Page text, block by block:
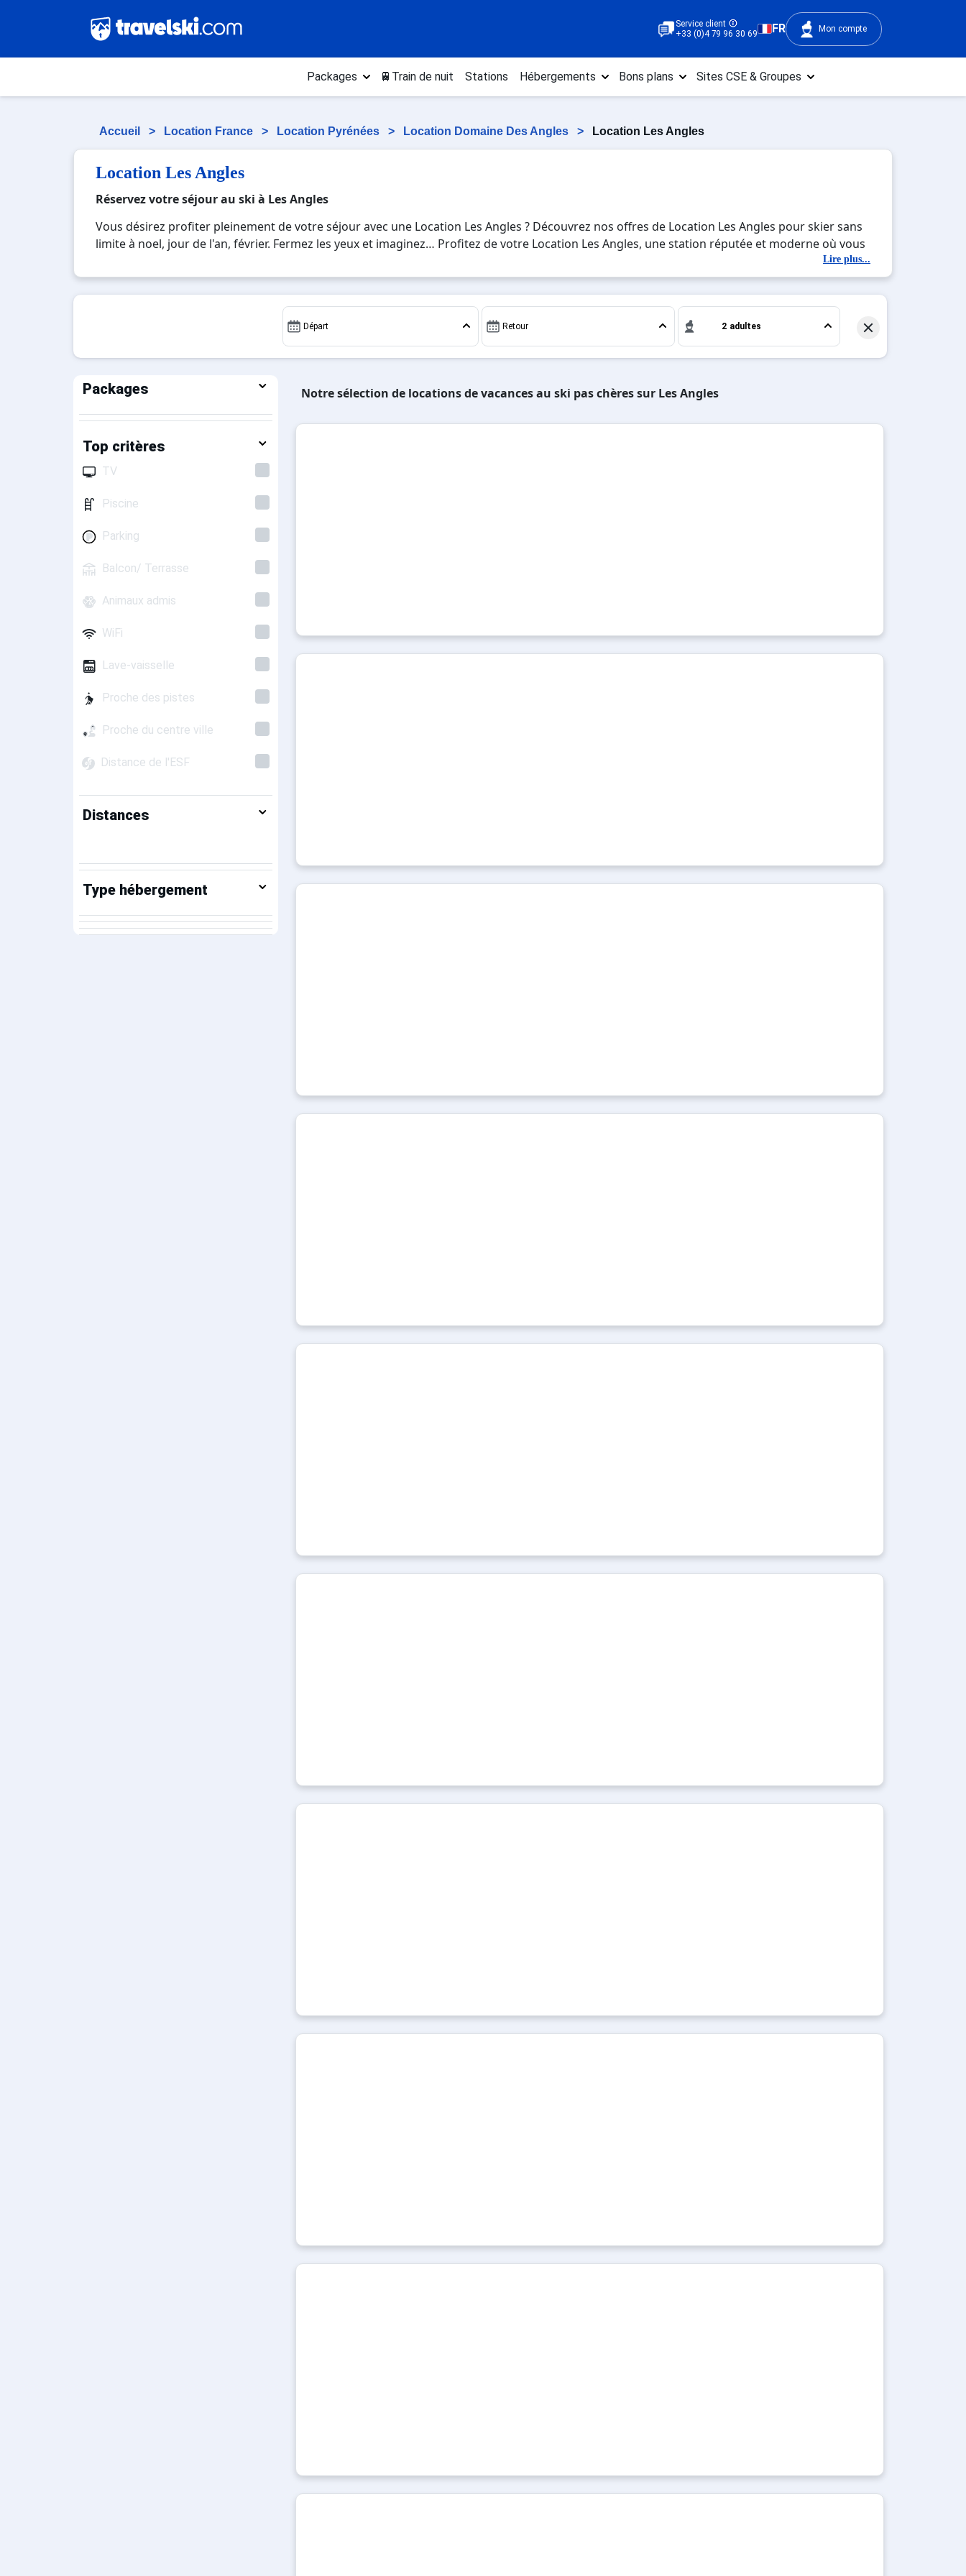
Service client
+33 (0)4 79 96 30 69
FR Mon compte
Packages 🚆Train de nuit Stations Hébergements Bons plans Sites CSE & Groupes
Accueil > Location France > Location Pyrénées > Location Domaine Des Angles > Location Les Angles
Location Les Angles
Réservez votre séjour au ski à Les Angles
Vous désirez profiter pleinement de votre séjour avec une Location Les Angles ? Découvrez nos offres de Location Les Angles pour skier sans
limite à noel, jour de l'an, février. Fermez les yeux et imaginez… Profitez de votre Location Les Angles, une station réputée et moderne où vous
pourrez mêler les plaisirs de la glisse sur les pistes de ski et des activités en totale immersion avec la beauté des paysages montagnards. Pour
un week-end ou pour 7 jours en Location Les Angles , en famille ou entre amis, c'est l'occasion parfaite pour créer des souvenirs uniques de
vos vacances au ski.
Lire plus...
Départ Retour 2 adultes
Packages
Top critères
TV
Piscine
Parking
Balcon/ Terrasse
Animaux admis
WiFi
Lave-vaisselle
Proche des pistes
Proche du centre ville
Distance de l'ESF
Distances
Type hébergement
Notre sélection de locations de vacances au ski pas chères sur Les Angles